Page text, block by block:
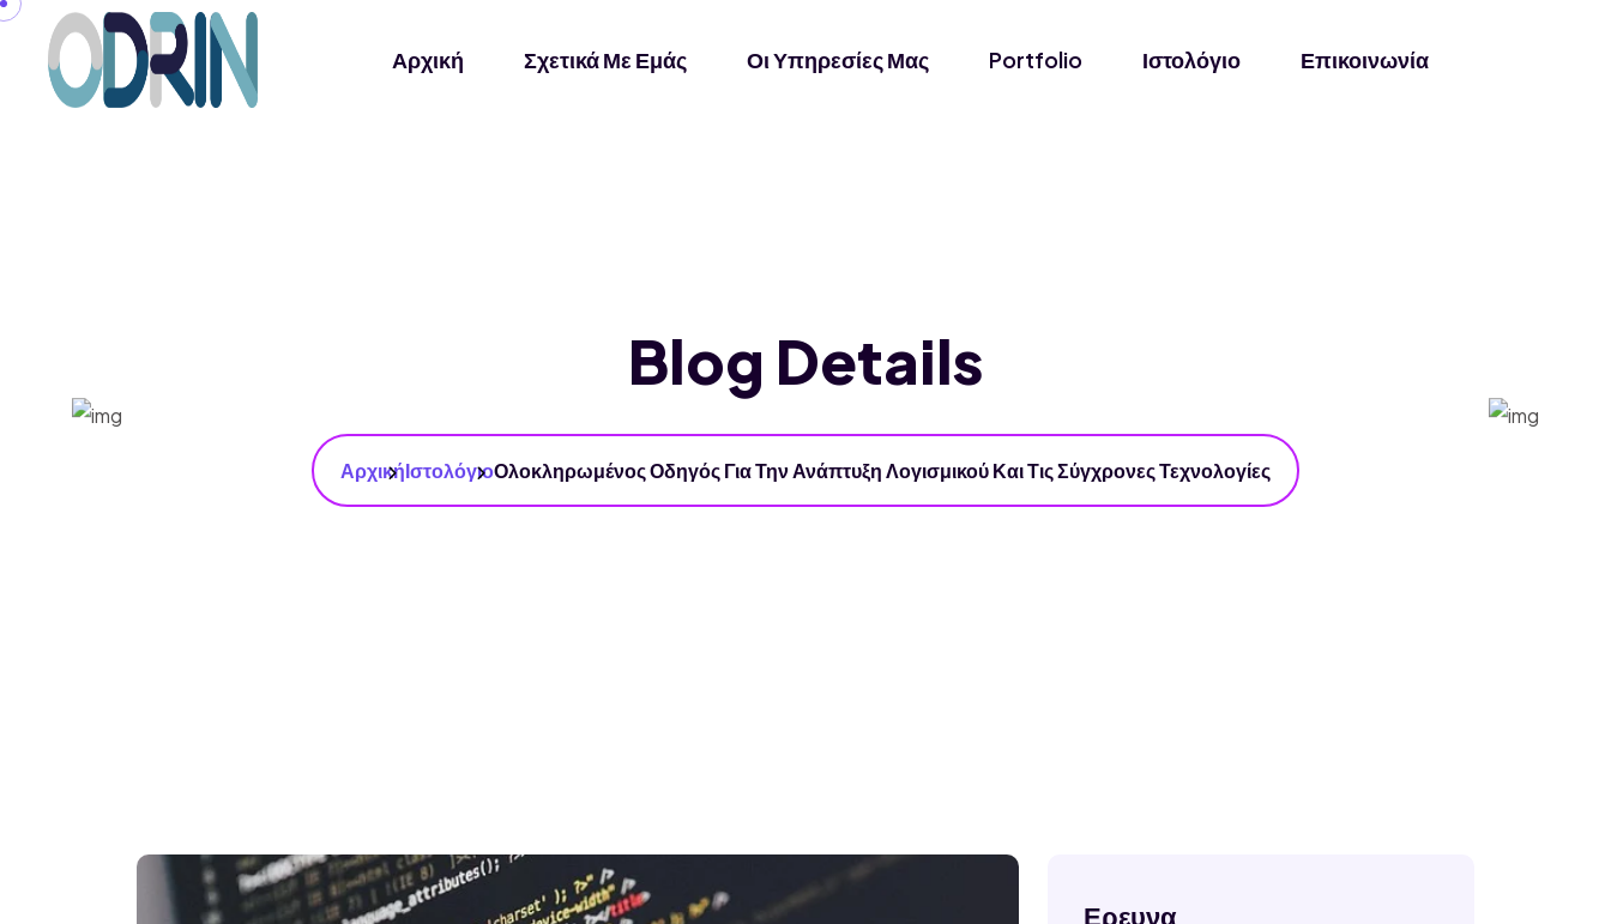
Αρχική Σχετικά Με Εμάς Οι Υπηρεσίες Μας Portfolio Ιστολόγιο Επικοινωνία
Blog Details
ΑρχικήΙστολόγιοΟλοκληρωμένος Οδηγός Για Την Ανάπτυξη Λογισμικού Και Τις Σύγχρονες Τεχνολογίες
Ερευνα